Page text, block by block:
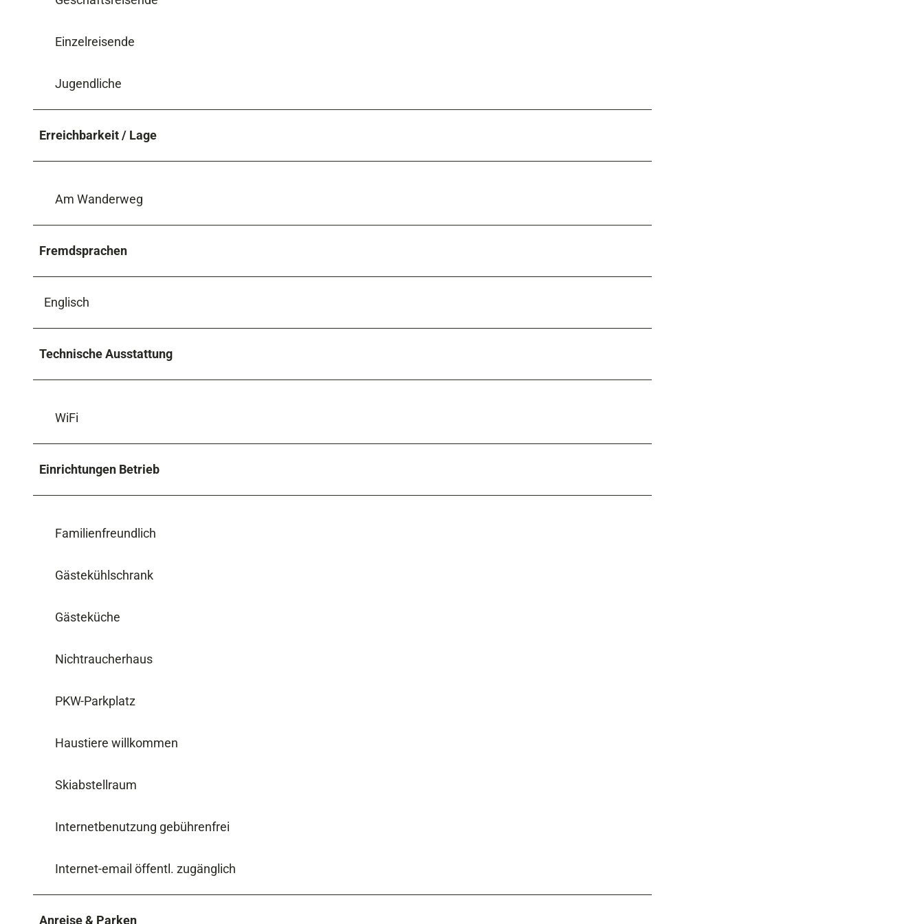
Einzelreisende
Jugendliche
Erreichbarkeit / Lage
Am Wanderweg
Fremdsprachen
Englisch
Technische Ausstattung
WiFi
Einrichtungen Betrieb
Familienfreundlich
Gästekühlschrank
Gästeküche
Nichtraucherhaus
PKW-Parkplatz
Haustiere willkommen
Skiabstellraum
Internetbenutzung gebührenfrei
Internet-email öffentl. zugänglich
Anreise & Parken